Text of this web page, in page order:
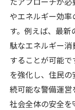
やエネルギー効
す。例えば、最
駄なエネルギー
することが可能
を強化し、住民
続可能な警備運営
社会全体の安全